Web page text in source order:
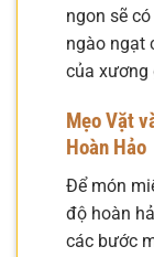
ngon sẽ
ngào ngạt
của xương
Mẹo Vặt
Hoàn Hảo
Để món
độ hoàn
các bước